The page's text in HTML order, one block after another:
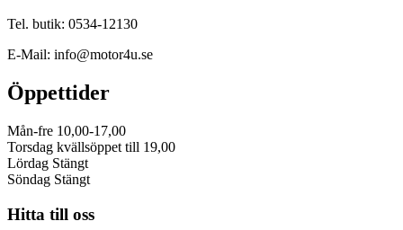
Tel. butik: 0534-12130
E-Mail: info@motor4u.se
Öppettider
Mån-fre 10,00-17,00
Torsdag kvällsöppet till 19,00
Lördag Stängt
Söndag Stängt
Hitta till oss